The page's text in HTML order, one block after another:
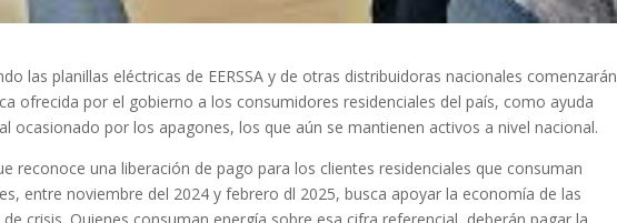
las planillas eléctricas de EERSSA y de otras distribuidoras nacionales comenzarán
ofrecida por el gobierno a los consumidores residenciales del país, como ayuda
ocasionado por los apagones, los que aún se mantienen activos a nivel nacional.
reconoce una liberación de pago para los clientes residenciales que consuman
entre noviembre del 2024 y febrero dl 2025, busca apoyar la economía de las